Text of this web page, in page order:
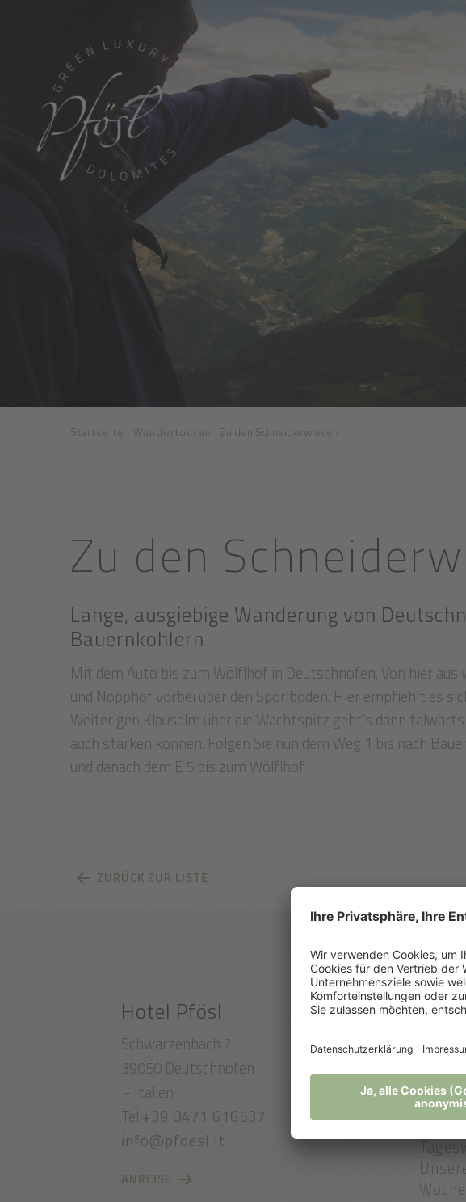
Startseite . Wandertouren . Zu den Schneiderwiesen
Zu den
Lange, ausgiebige Wanderung von
Bauernkohlern
Mit dem Auto bis zum Wölflhof in Deutschnofen. Von hier
und Nopphof vorbei über den Spörlboden. Hier empfiehlt es
Weiter gen Klausalm über die Wachtspitz geht's dann
auch stärken können. Folgen Sie nun dem Weg 1 bis nach
und danach dem E 5 bis zum Wölflhof.
ZURÜCK ZUR LISTE
Hotel Pfösl
Schwarzenbach 2
39050 Deutschnofen
- Italien
Tel +39 0471 616537
info@pfoesl.it
ANREISE
Links
Jobs-
Social